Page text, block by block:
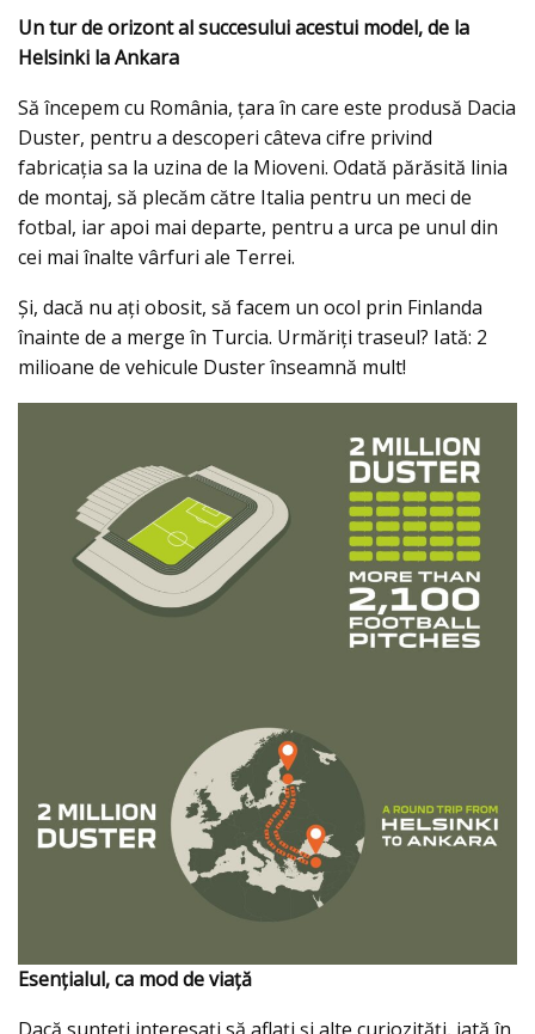
Un tur de orizont al succesului acestui model, de la
Helsinki la Ankara
Să începem cu România, țara în care este produsă Dacia
Duster, pentru a descoperi câteva cifre privind
fabricația sa la uzina de la Mioveni. Odată părăsită linia
de montaj, să plecăm către Italia pentru un meci de
fotbal, iar apoi mai departe, pentru a urca pe unul din
cei mai înalte vârfuri ale Terrei.
Şi, dacă nu ați obosit, să facem un ocol prin Finlanda
înainte de a merge în Turcia. Urmăriți traseul? Iată: 2
milioane de vehicule Duster înseamnă mult!
Esențialul, ca mod de viață